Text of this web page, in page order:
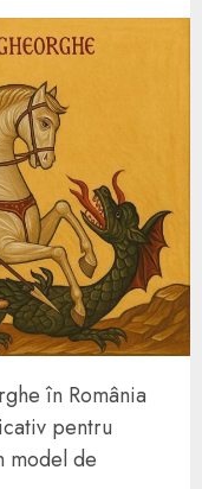
în România
pentru
model de